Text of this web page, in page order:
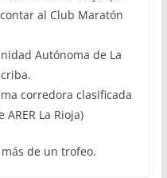
al Club Maratón
Autónoma de La
corredora clasificada
ARER La Rioja)
de un trofeo.